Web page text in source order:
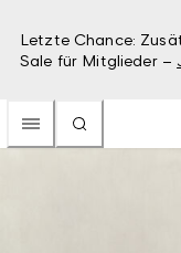
Letzte Chance:
Sale für Mitglieder –